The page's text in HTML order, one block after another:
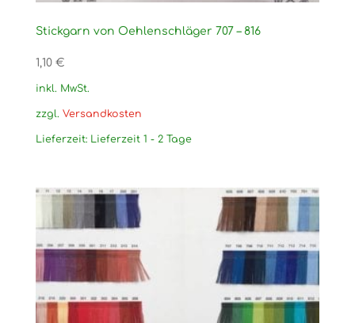
Stickgarn von Oehlenschläger 707 – 816
1,10 €
inkl. MwSt.
zzgl. Versandkosten
Lieferzeit: Lieferzeit 1 - 2 Tage